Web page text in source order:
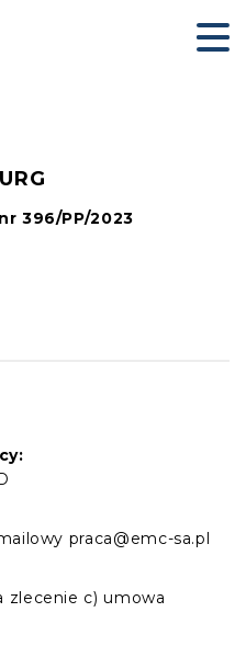
396/PP/2023
praca@emc-sa.pl
zlecenie c) umowa